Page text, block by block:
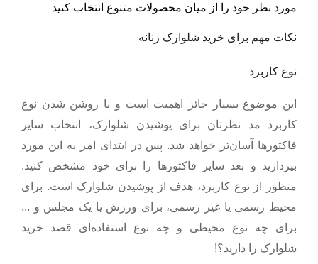
مورد نظر خود را از میان محصولات متنوع انتخاب کنید.
نکات مهم برای خرید شلوارک زنانه
نوع کاربرد
این موضوع بسیار حائز اهمیت است و با روشن شدن نوع
کاربرد مد نظرتان برای پوشیدن شلوارک، انتخاب سایر
فاکتور‌ها آسان‌تر خواهد شد. پس در ابتدای امر به این مورد
بپردازید و بعد سایر فاکتور‌ها را برای خود مشخص کنید.
منظور از نوع کاربرد، هدف از پوشیدن شلوارک است. برای
محیط رسمی یا غیر رسمی، برای ورزش یا یک مجلس و ...
برای چه نوع محیطی و چه نوع استفاده‌ای قصد خرید
شلوارک را دارید؟!